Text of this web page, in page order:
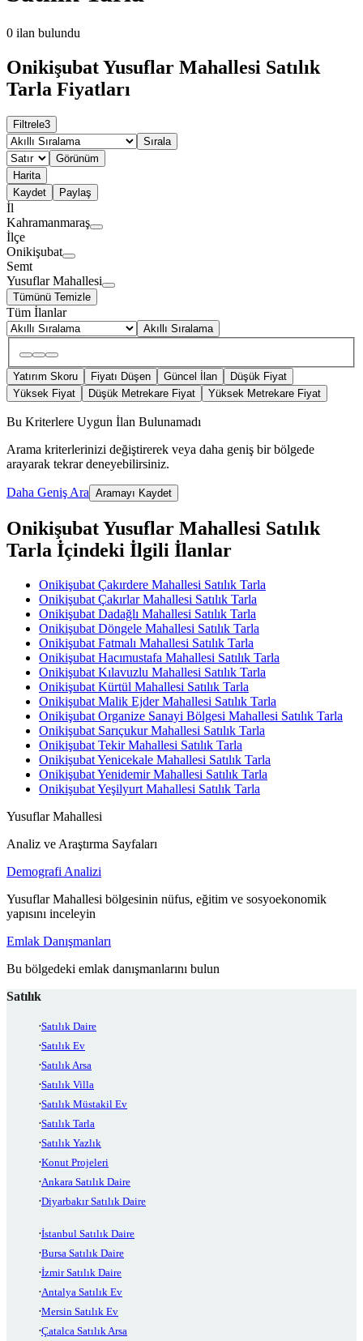
0 ilan bulundu
Onikişubat Yusuflar Mahallesi Satılık
Tarla Fiyatları
Filtrele3
Sırala
Görünüm
Harita
Kaydet
Paylaş
İl
Kahramanmaraş
İlçe
Onikişubat
Semt
Yusuflar Mahallesi
Tümünü Temizle
Tüm İlanlar
Akıllı Sıralama
Yatırım Skoru Fiyatı Düşen Güncel İlan
Düşük Fiyat
Yüksek Fiyat
Düşük Metrekare Fiyat Yüksek Metrekare Fiyat
Bu Kriterlere Uygun İlan Bulunamadı
Arama kriterlerinizi değiştirerek veya daha geniş bir bölgede
arayarak tekrar deneyebilirsiniz.
Daha Geniş Ara Aramayı Kaydet
Onikişubat Yusuflar Mahallesi Satılık
Tarla İçindeki İlgili İlanlar
Onikişubat Çakırdere Mahallesi Satılık Tarla
Onikişubat Çakırlar Mahallesi Satılık Tarla
Onikişubat Dadağlı Mahallesi Satılık Tarla
Onikişubat Döngele Mahallesi Satılık Tarla
Onikişubat Fatmalı Mahallesi Satılık Tarla
Onikişubat Hacımustafa Mahallesi Satılık Tarla
Onikişubat Kılavuzlu Mahallesi Satılık Tarla
Onikişubat Kürtül Mahallesi Satılık Tarla
Onikişubat Malik Ejder Mahallesi Satılık Tarla
Onikişubat Organize Sanayi Bölgesi Mahallesi Satılık Tarla
Onikişubat Sarıçukur Mahallesi Satılık Tarla
Onikişubat Tekir Mahallesi Satılık Tarla
Onikişubat Yenicekale Mahallesi Satılık Tarla
Onikişubat Yenidemir Mahallesi Satılık Tarla
Onikişubat Yeşilyurt Mahallesi Satılık Tarla
Yusuflar Mahallesi
Analiz ve Araştırma Sayfaları
Demografi Analizi
Yusuflar Mahallesi bölgesinin nüfus, eğitim ve sosyoekonomik
yapısını inceleyin
Emlak Danışmanları
Bu bölgedeki emlak danışmanlarını bulun
Satılık
Satılık Daire
Satılık Ev
Satılık Arsa
Satılık Villa
Satılık Müstakil Ev
Satılık Tarla
Satılık Yazlık
Konut Projeleri
Ankara Satılık Daire
Diyarbakır Satılık Daire
İstanbul Satılık Daire
Bursa Satılık Daire
İzmir Satılık Daire
Antalya Satılık Ev
Mersin Satılık Ev
Çatalca Satılık Arsa